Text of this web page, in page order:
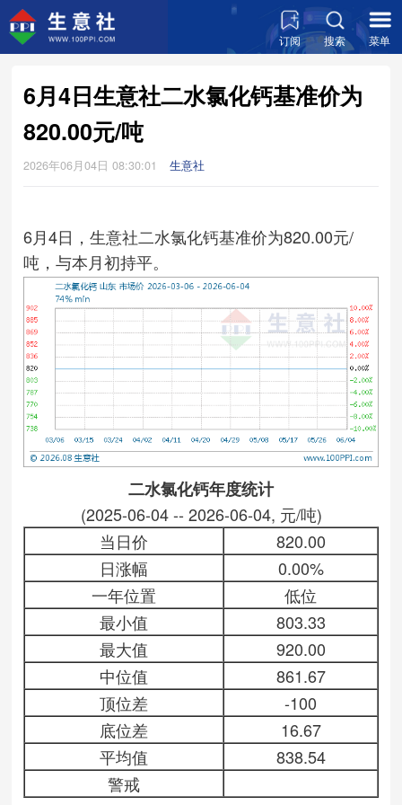
订阅 搜索 菜单
6月4日生意社二水氯化钙基准价为
820.00元/吨
2026年06月04日 08:30:01 生意社
6月4日，生意社二水氯化钙基准价为820.00元/
吨，与本月初持平。
二水氯化钙年度统计
(2025-06-04 -- 2026-06-04, 元/吨)
当日价
820.00
日涨幅
0.00%
一年位置
低位
最小值
803.33
最大值
920.00
中位值
861.67
顶位差
-100
底位差
16.67
平均值
838.54
警戒